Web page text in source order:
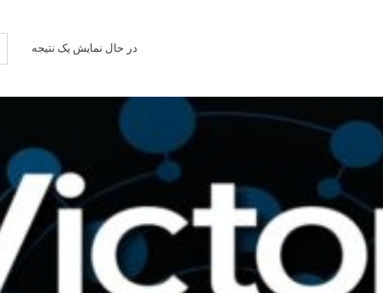
در حال نمایش یک نتیجه